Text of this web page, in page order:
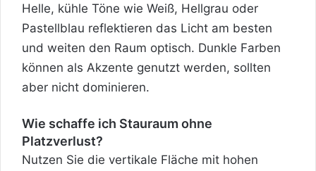
Helle, kühle Töne wie Weiß, Hellgrau oder
Pastellblau reflektieren das Licht am besten
und weiten den Raum optisch. Dunkle Farben
können als Akzente genutzt werden, sollten
aber nicht dominieren.
Wie schaffe ich Stauraum ohne
Platzverlust?
Nutzen Sie die vertikale Fläche mit hohen